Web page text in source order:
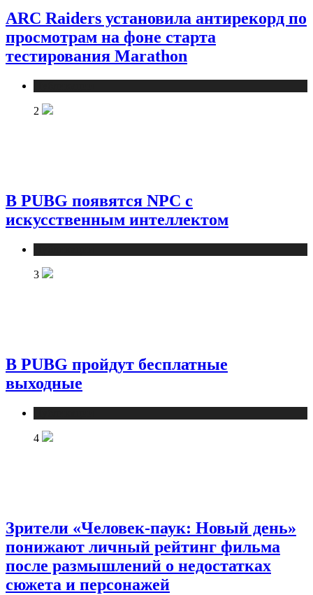
ARC Raiders установила антирекорд по
просмотрам на фоне старта
тестирования Marathon
2
В PUBG появятся NPC с
искусственным интеллектом
3
В PUBG пройдут бесплатные
выходные
4
Зрители «Человек-паук: Новый день»
понижают личный рейтинг фильма
после размышлений о недостатках
сюжета и персонажей